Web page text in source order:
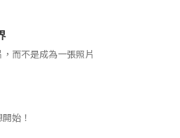
而不是成為一張照片
始！